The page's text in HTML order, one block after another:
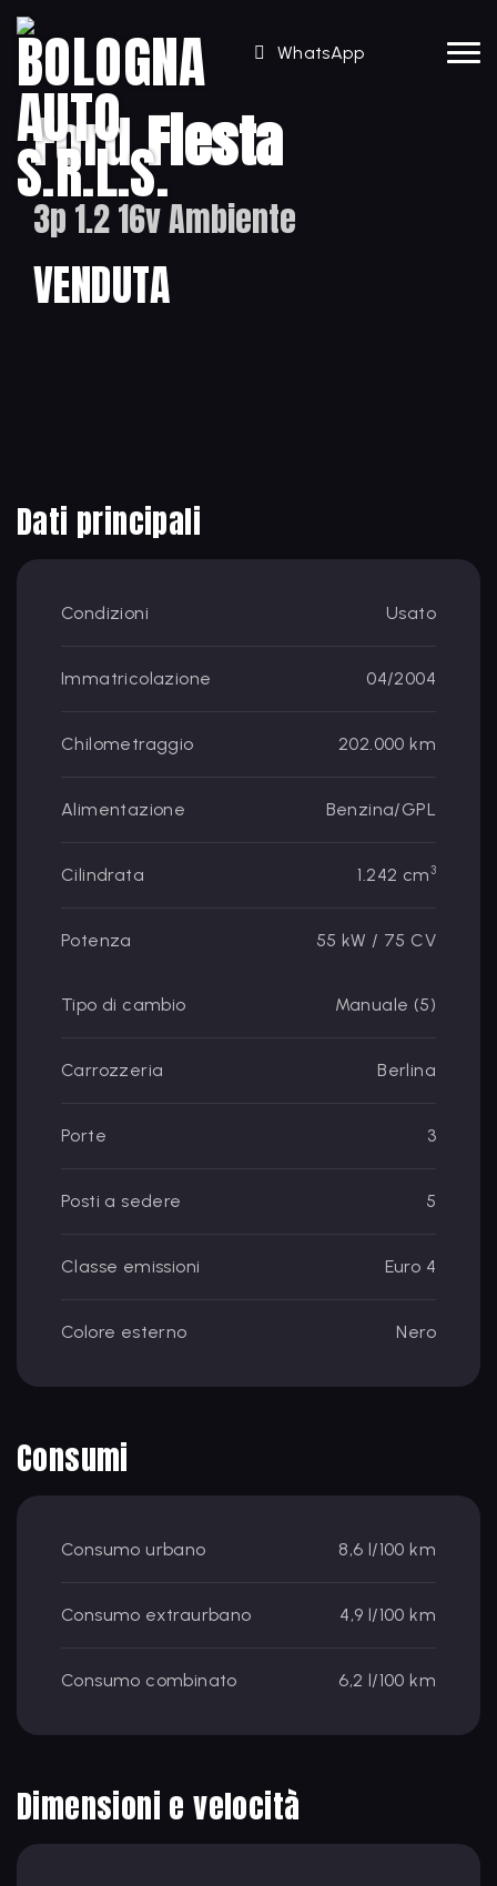
WhatsApp
FordFiesta
3p 1.2 16v Ambiente
VENDUTA
Dati principali
Condizioni Usato
Immatricolazione 04/2004
Chilometraggio 202.000 km
Alimentazione Benzina/GPL
Cilindrata 1.242 cm3
Potenza 55 kW / 75 CV
Tipo di cambio Manuale (5)
Carrozzeria Berlina
Porte 3
Posti a sedere 5
Classe emissioni Euro 4
Colore esterno Nero
Consumi
Consumo urbano 8,6 l/100 km
Consumo extraurbano 4,9 l/100 km
Consumo combinato 6,2 l/100 km
Dimensioni e velocità